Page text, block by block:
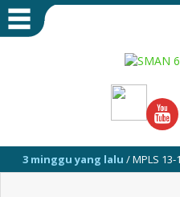
lalu / MPLS 13-17 JULI 2026